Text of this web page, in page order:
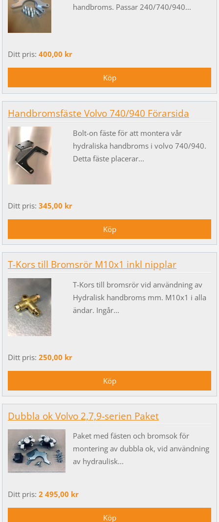
handbroms. Passar 240/740/940...
Ditt pris: 400,00 kr
Handbromsfäste Volvo 740/940 Förarsida
Bolt-on fäste för att montera vår
hydraliska handbroms i volvo 740/940.
Detta fäste placerar...
Ditt pris: 345,00 kr
T-Kors till Bromsrör M10x1 inkl nipplar
T-Kors till bromsrör vid användning av
Hydralisk handbroms mm. M10x1 i alla
ändar. Ingår...
Ditt pris: 250,00 kr
Dubbla ok Volvo 2,7,9-serien Paket
Paket med fästen och bromsok för
montering av dubbla ok, vid användning
av hydraulisk...
Ditt pris: 2 495,00 kr